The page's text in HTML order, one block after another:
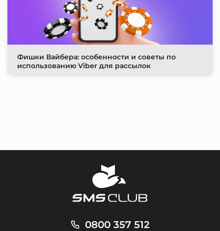
Фишки Вайбера: особенности и советы по
использованию Viber для рассылок
0800 357 512